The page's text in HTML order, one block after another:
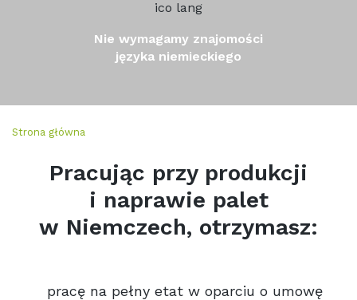
Nie wymagamy znajomości
języka niemieckiego
Strona główna
Pracując przy produkcji
i naprawie palet
w Niemczech, otrzymasz:
pracę na pełny etat w oparciu o umowę